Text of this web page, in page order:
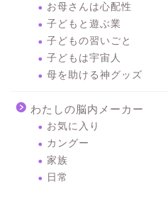
お母さんは心配性
子どもと遊ぶ業
子どもの習いごと
子どもは宇宙人
母を助ける神グッズ
わたしの脳内メーカー
お気に入り
カングー
家族
日常